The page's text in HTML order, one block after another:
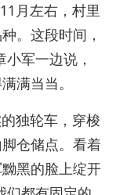
月左右，村里
。这段时间，
军一边说，
满当当。
独轮车，穿梭
仓储点。看着
黑的脸上绽开